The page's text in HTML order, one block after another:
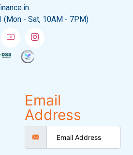
(Mon - Sat, 10AM - 7PM)
Email
Address